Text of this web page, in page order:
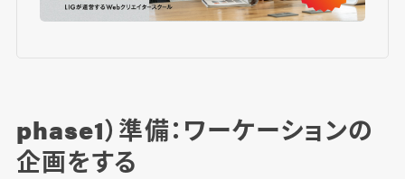
phase1）準備：ワーケーションの
企画をする